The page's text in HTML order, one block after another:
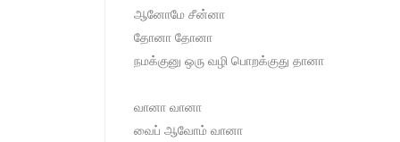
ஆனோமே சீன்னா
தோனா தோனா
நமக்குனு ஒரு வழி பொறக்குது தானா
வானா வானா
வைப் ஆவோம் வானா